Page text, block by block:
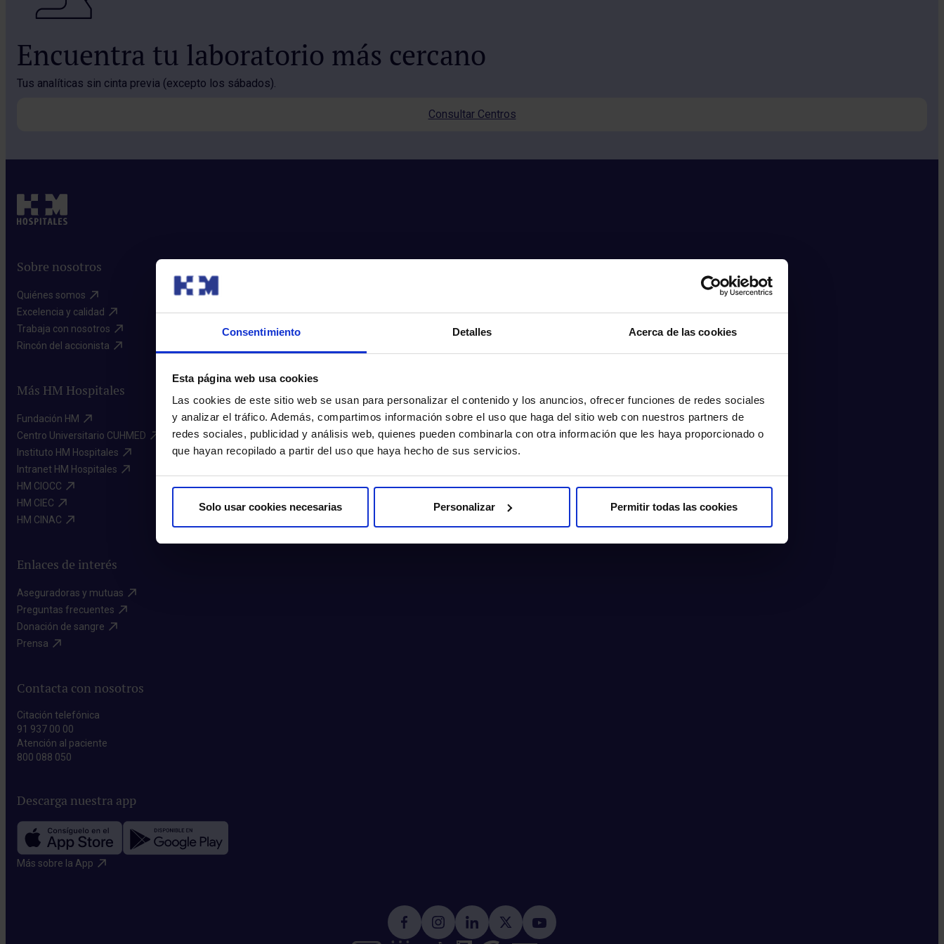
Consentimiento Detalles Acerca de las cookies
Esta página web usa cookies
Las cookies de este sitio web se usan para personalizar el contenido y los anuncios, ofrecer funciones de redes sociales
y analizar el tráfico. Además, compartimos información sobre el uso que haga del sitio web con nuestros partners de
redes sociales, publicidad y análisis web, quienes pueden combinarla con otra información que les haya proporcionado o
que hayan recopilado a partir del uso que haya hecho de sus servicios.
Solo usar cookies necesarias Personalizar Permitir todas las cookies
Encuentra tu laboratorio más cercano
Tus analíticas sin cinta previa (excepto los sábados).
Consultar Centros
Sobre nosotros
Quiénes somos​
Excelencia y calidad​
Trabaja con nosotros​
Rincón del accionista​
Más HM Hospitales
Fundación HM​
Centro Universitario CUHMED​
Instituto HM Hospitales​
Intranet HM Hospitales​
HM CIOCC​
HM CIEC​
HM CINAC​
Enlaces de interés
Aseguradoras y mutuas​
Preguntas frecuentes​
Donación de sangre​
Prensa​
Contacta con nosotros
Citación telefónica
91 937 00 00
Atención al paciente
800 088 050
Descarga nuestra app
Más sobre la App​